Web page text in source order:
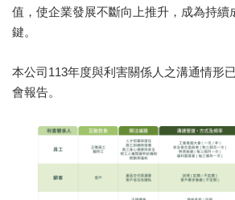
值，使企業發展不斷向上推升，成為持續
鍵。
本公司113年度與利害關係人之溝通情形
會報告。